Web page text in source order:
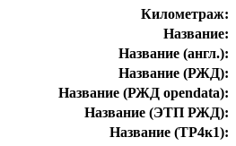
Километраж:
Название:
Название (англ.):
Название (РЖД):
Название (РЖД opendata):
Название (ЭТП РЖД):
Название (ТР4к1):